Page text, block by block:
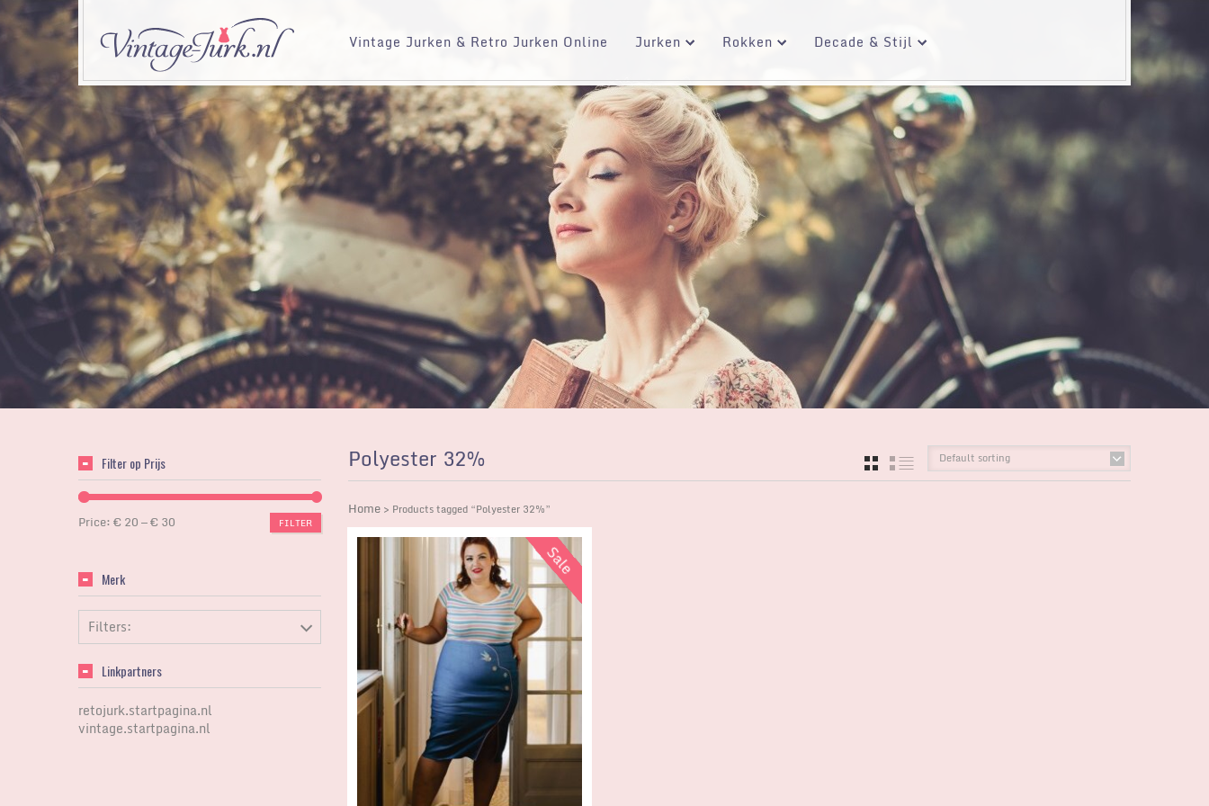
Vintage Jurken & Retro Jurken Online Jurken Rokken Decade & Stijl
Polyester 32% Default sorting
GRID LIST
Home > Products tagged “Polyester 32%”
Filter op Prijs
FILTER
Price:€ 20—€ 30
Merk
Filters:
Linkpartners
retojurk.startpagina.nl
vintage.startpagina.nl